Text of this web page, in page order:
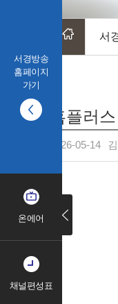
서경방송
홈페이지
가기
온에어
채널편성표
서
홈플러
2026-05-14